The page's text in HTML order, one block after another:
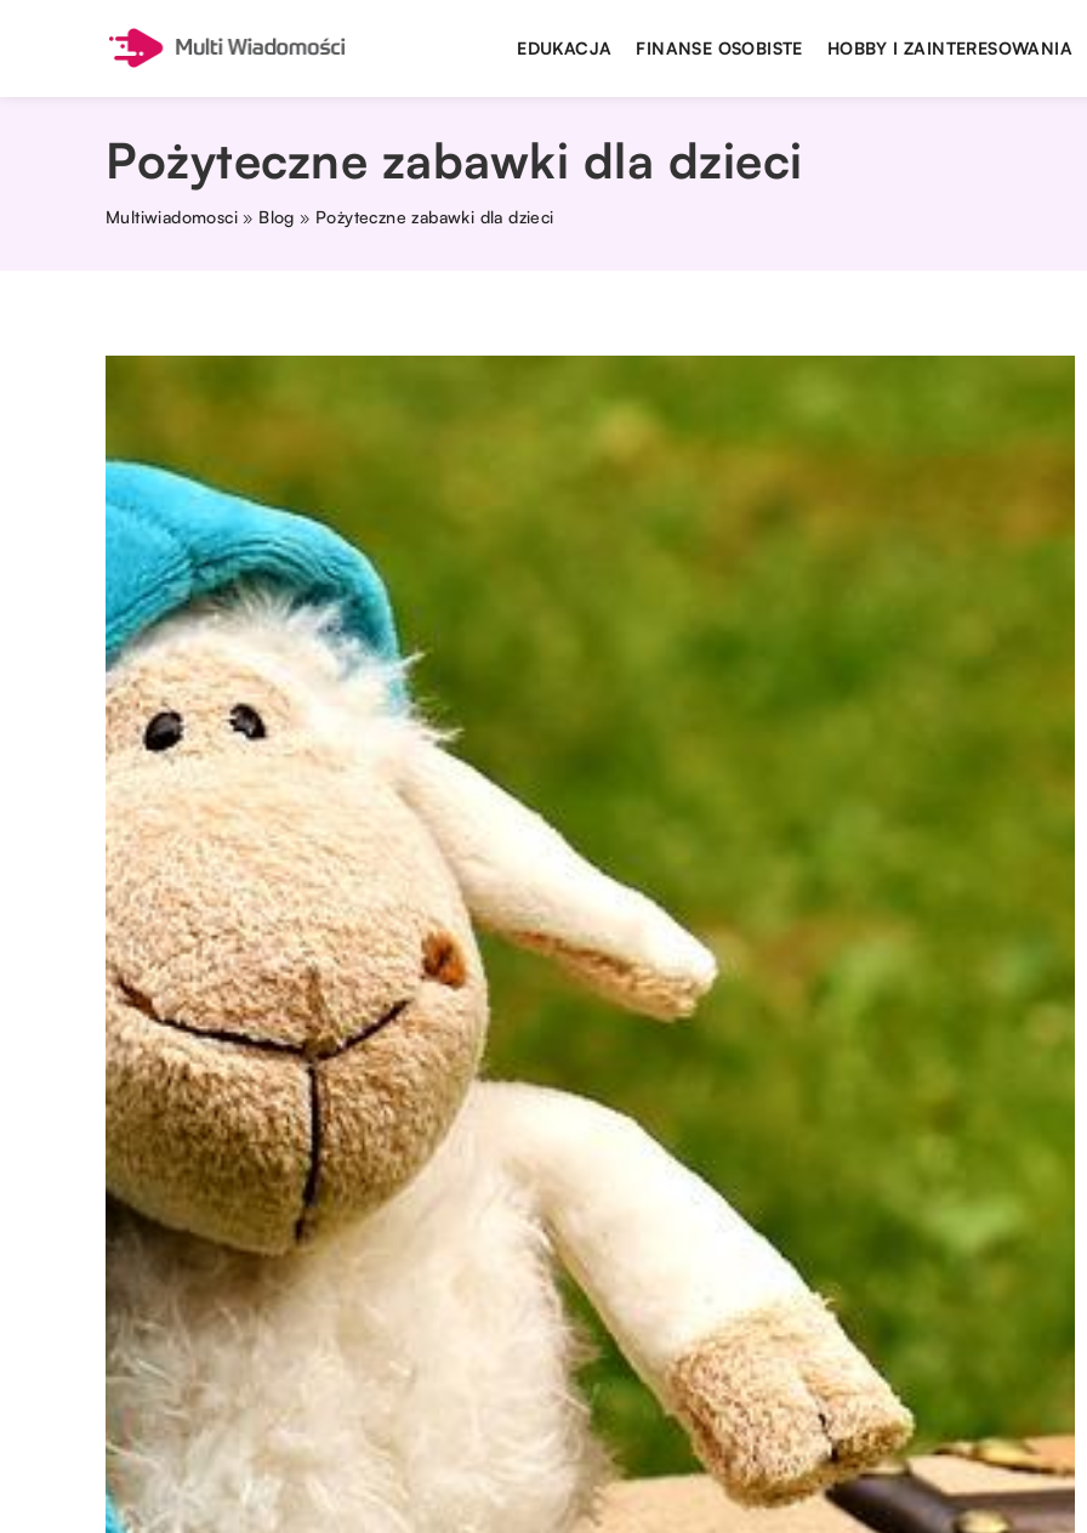
EDUKACJA FINANSE OSOBISTE HOBBY I ZAINTERESOWANIA
Pożyteczne zabawki dla dzieci
Multiwiadomosci » Blog » Pożyteczne zabawki dla dzieci